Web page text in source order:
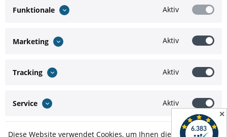
✕
Funktionale Aktiv
Marketing Aktiv
Tracking Aktiv
Service Aktiv
Diese Website verwendet Cookies, um Ihnen die bestmögliche